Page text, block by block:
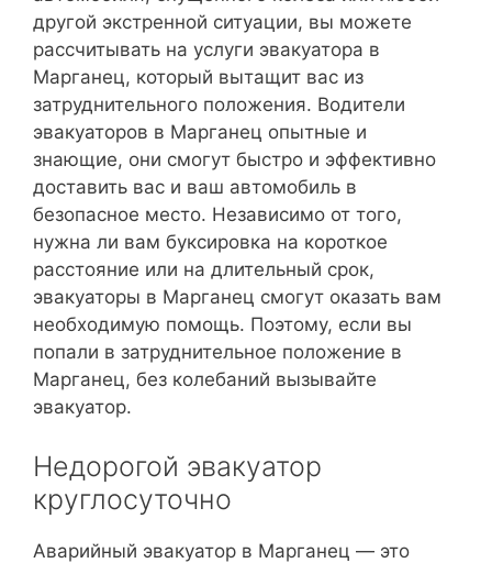
другой экстренной ситуации, вы можете
рассчитывать на услуги эвакуатора в
Марганец, который вытащит вас из
затруднительного положения. Водители
эвакуаторов в Марганец опытные и
знающие, они смогут быстро и эффективно
доставить вас и ваш автомобиль в
безопасное место. Независимо от того,
нужна ли вам буксировка на короткое
расстояние или на длительный срок,
эвакуаторы в Марганец смогут оказать вам
необходимую помощь. Поэтому, если вы
попали в затруднительное положение в
Марганец, без колебаний вызывайте
эвакуатор.
Недорогой эвакуатор
круглосуточно
Аварийный эвакуатор в Марганец — это